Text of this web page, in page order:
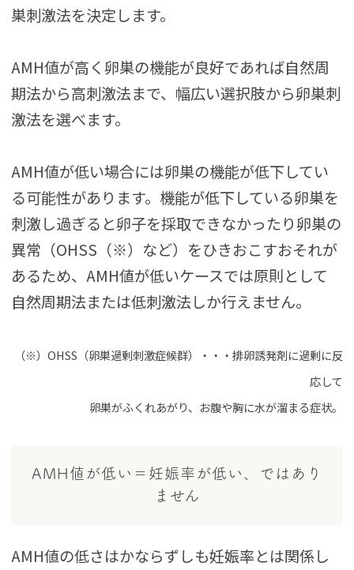
巣刺激法を決定します。
AMH値が高く卵巣の機能が良好であれば自然周
期法から高刺激法まで、幅広い選択肢から卵巣刺
激法を選べます。
AMH値が低い場合には卵巣の機能が低下してい
る可能性があります。機能が低下している卵巣を
刺激し過ぎると卵子を採取できなかったり卵巣の
異常（OHSS（※）など）をひきおこすおそれが
あるため、AMH値が低いケースでは原則として
自然周期法または低刺激法しか行えません。
（※）OHSS（卵巣過剰刺激症候群）・・・排卵誘発剤に過剰に反
応して
卵巣がふくれあがり、お腹や胸に水が溜まる症状。
AMH値が低い＝妊娠率が低い、ではあり
ません
AMH値の低さはかならずしも妊娠率とは関係し